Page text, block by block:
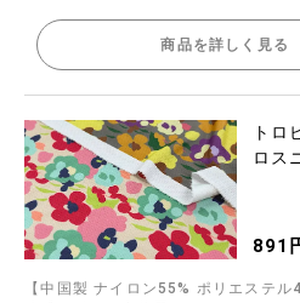
商品を詳しく見る
トロ
ロス
891
【中国製 ナイロン55% ポリエステル